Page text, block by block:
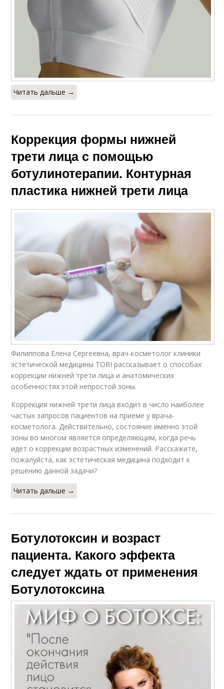
Читать дальше →
Коррекция формы нижней
трети лица с помощью
ботулинотерапии. Контурная
пластика нижней трети лица
Филиппова Елена Сергеевна, врач-косметолог клиники
эстетической медицины TORI рассказывает о способах
коррекции нижней трети лица и анатомических
особенностях этой непростой зоны.
Коррекция нижней трети лица входит в число наиболее
частых запросов пациентов на приеме у врача-
косметолога. Действительно, состояние именно этой
зоны во многом является определяющим, когда речь
идет о коррекции возрастных изменений. Расскажите,
пожалуйста, как эстетическая медицина подходит к
решению данной задачи?
Читать дальше →
Ботулотоксин и возраст
пациента. Какого эффекта
следует ждать от применения
Ботулотоксина